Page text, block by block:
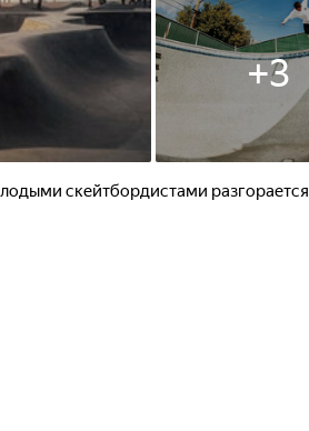
+3
скейтбордистами разгорается